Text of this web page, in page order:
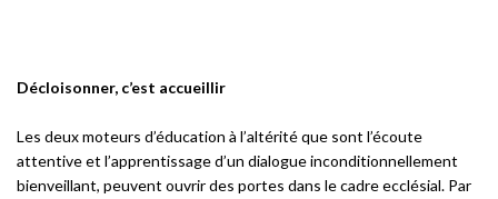
Décloisonner, c’est accueillir
Les deux moteurs d’éducation à l’altérité que sont l’écoute
attentive et l’apprentissage d’un dialogue inconditionnellement
bienveillant, peuvent ouvrir des portes dans le cadre ecclésial. Par